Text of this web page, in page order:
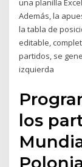
una planilla
Además, la
la tabla de
editable,
partidos, se
izquierda
los